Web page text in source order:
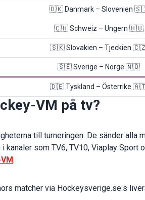
🇩🇰 Danmark – Slovenien
🇨🇭 Schweiz – Ungern 🇭🇺
🇸🇰 Slovakien – Tjeckien
🇸🇪 Sverige – Norge 🇳🇴
🇩🇪 Tyskland – Österrike
VM på tv?
till turneringen. De sänder alla
kanaler som TV6, TV10, Viaplay Sport
.
matcher via Hockeysverige.se:s